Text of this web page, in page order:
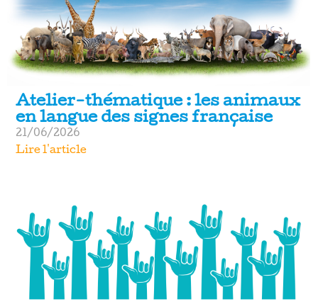
Atelier-thématique : les animaux
en langue des signes française
21/06/2026
Lire l'article